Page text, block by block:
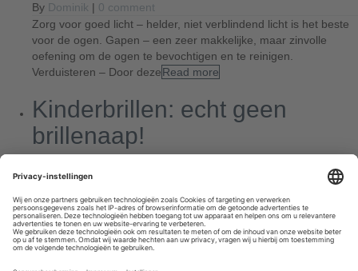
By Dominik | 0 comment
Zorg voor goed licht – helder, niet verblindend licht is het beste
voor de ogen. Gapen – een zeer makkelijke, maar zinvolle
oefening om de ogen te bevochtigen en te reinigen.
Verduisteren – Door dezeRead more
Kinderbrillen: echt geen
brillenaap!
Jij draagt een bril! Wat cool! Statistisch gezien heeft ongeveer
elk vijfde kind een bril nodig. Gelukkig hebben kinderbrillen
vandaag de dag definitief het imago van een brillenaap achter
zich gelaten, want ze zien erRead more
Next Previous